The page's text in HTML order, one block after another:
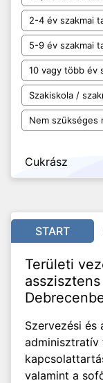
2-4 év szakmai
5-9 év szakmai
10 vagy több év
Szakiskola /
Nem szükséges
Cukrász
START
Területi
Szervezési és
adminisztratív
valamint a